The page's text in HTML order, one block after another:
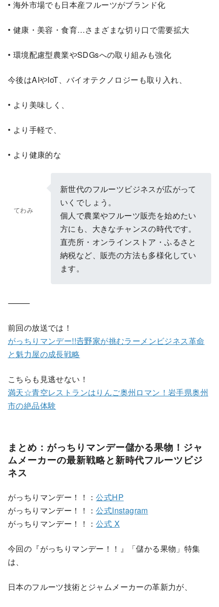
• 海外市場でも日本産フルーツがブランド化
• 健康・美容・食育…さまざまな切り口で需要拡大
• 環境配慮型農業やSDGsへの取り組みも強化
今後はAIやIoT、バイオテクノロジーも取り入れ、
• より美味しく、
• より手軽で、
• より健康的な
てわみ
新世代のフルーツビジネスが広がって
いくでしょう。
個人で農業やフルーツ販売を始めたい
方にも、大きなチャンスの時代です。
直売所・オンラインストア・ふるさと
納税など、販売の方法も多様化してい
ます。
⸻
前回の放送では！
がっちりマンデー!!𠮷野家が挑むラーメンビジネス革命
と魁力屋の成長戦略
こちらも見逃せない！
満天☆青空レストランはりんご奥州ロマン！岩手県奥州
市の絶品体験
まとめ：がっちりマンデー儲かる果物！ジャ
ムメーカーの最新戦略と新時代フルーツビジ
ネス
がっちりマンデー！！：公式HP
がっちりマンデー！！：公式Instagram
がっちりマンデー！！：公式 X
今回の『がっちりマンデー！！』「儲かる果物」特集
は、
日本のフルーツ技術とジャムメーカーの革新力が、